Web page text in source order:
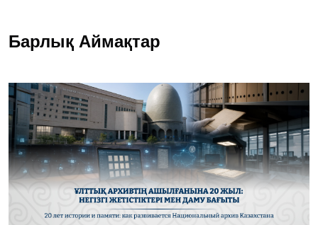
Барлық Аймақтар